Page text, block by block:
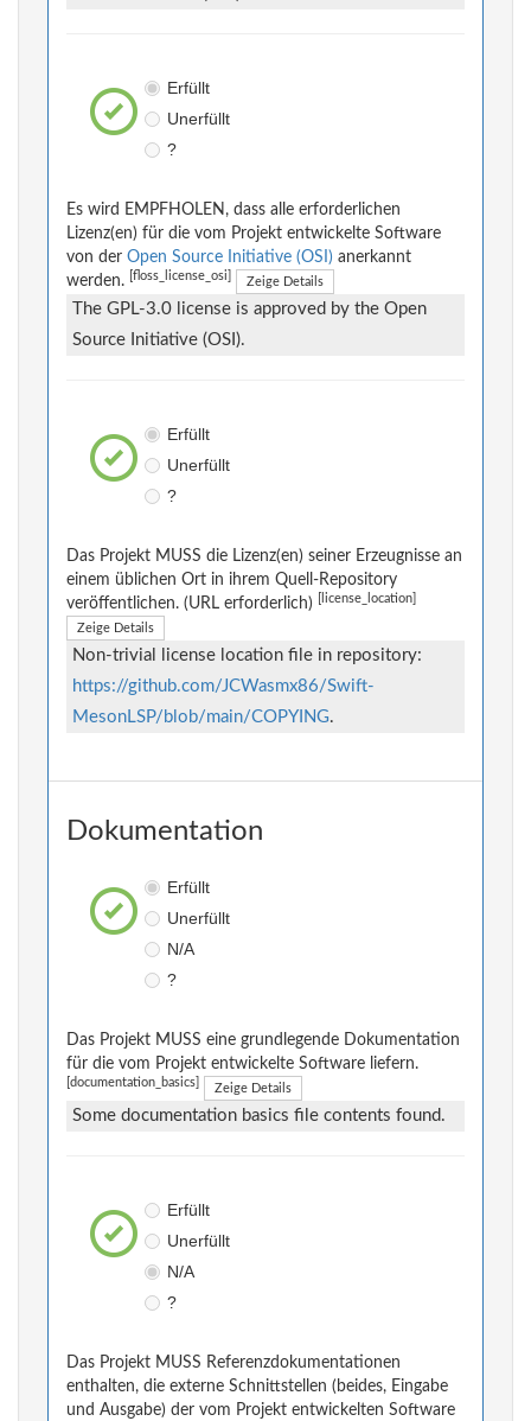
Erfüllt
Unerfüllt
?
Es wird EMPFHOLEN, dass alle erforderlichen
Lizenz(en) für die vom Projekt entwickelte Software
von der Open Source Initiative (OSI) anerkannt
werden.
[floss_license_osi] Zeige Details
The GPL-3.0 license is approved by the Open
Source Initiative (OSI).
Erfüllt
Unerfüllt
?
Das Projekt MUSS die Lizenz(en) seiner Erzeugnisse an
einem üblichen Ort in ihrem Quell-Repository
veröffentlichen. (URL erforderlich)
[license_location]
Zeige Details
Non-trivial license location file in repository:
https://github.com/JCWasmx86/Swift-
MesonLSP/blob/main/COPYING.
Dokumentation
Erfüllt
Unerfüllt
N/A
?
Das Projekt MUSS eine grundlegende Dokumentation
für die vom Projekt entwickelte Software liefern.
[documentation_basics] Zeige Details
Some documentation basics file contents found.
Erfüllt
Unerfüllt
N/A
?
Das Projekt MUSS Referenzdokumentationen
enthalten, die externe Schnittstellen (beides, Eingabe
und Ausgabe) der vom Projekt entwickelten Software